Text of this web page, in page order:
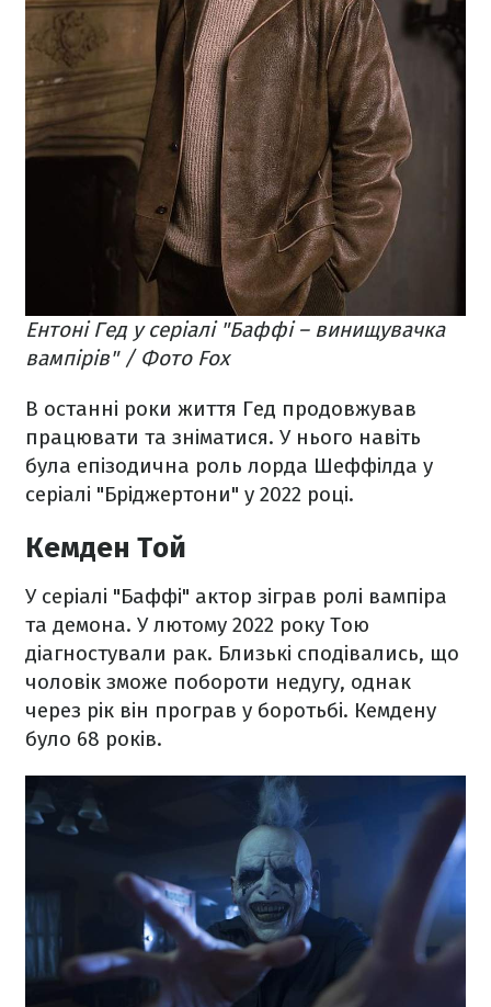
Ентоні Гед у серіалі "Баффі – винищувачка
вампірів" / Фото Fox
В останні роки життя Гед продовжував
працювати та зніматися. У нього навіть
була епізодична роль лорда Шеффілда у
серіалі "Бріджертони" у 2022 році.
Кемден Той
У серіалі "Баффі" актор зіграв ролі вампіра
та демона. У лютому 2022 року Тою
діагностували рак. Близькі сподівались, що
чоловік зможе побороти недугу, однак
через рік він програв у боротьбі. Кемдену
було 68 років.